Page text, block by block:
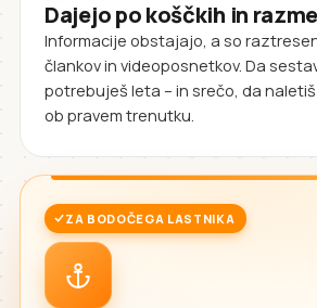
Dajejo po koščkih in
Informacije obstajajo, a so
člankov in videoposnetkov. Da
potrebuješ leta – in srečo, da
ob pravem trenutku.
ZA BODOČEGA LASTNIKA